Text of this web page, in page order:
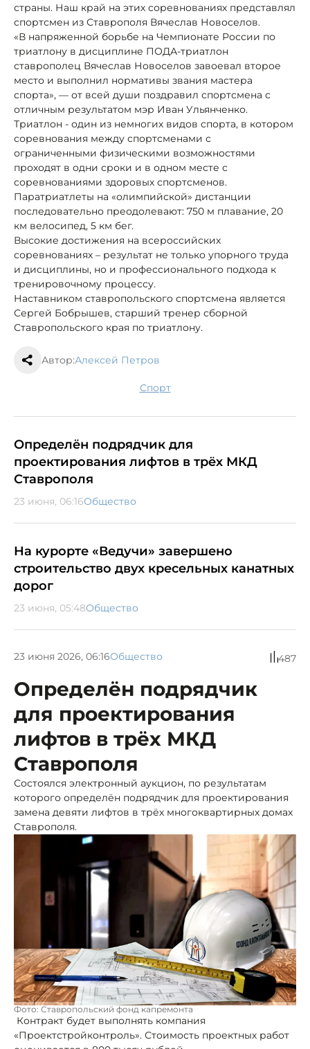
страны. Наш край на этих соревнованиях представлял
спортсмен из Ставрополя Вячеслав Новоселов.
«В напряженной борьбе на Чемпионате России по
триатлону в дисциплине ПОДА-триатлон
ставрополец Вячеслав Новоселов завоевал второе
место и выполнил нормативы звания мастера
спорта», — от всей души поздравил спортсмена с
отличным результатом мэр Иван Ульянченко.
Триатлон - один из немногих видов спорта, в котором
соревнования между спортсменами с
ограниченными физическими возможностями
проходят в одни сроки и в одном месте с
соревнованиями здоровых спортсменов.
Паратриатлеты на «олимпийской» дистанции
последовательно преодолевают: 750 м плавание, 20
км велосипед, 5 км бег.
Высокие достижения на всероссийских
соревнованиях – результат не только упорного труда
и дисциплины, но и профессионального подхода к
тренировочному процессу.
Наставником ставропольского спортсмена является
Сергей Бобрышев, старший тренер сборной
Ставропольского края по триатлону.
Автор:Алексей Петров
спорт
Определён подрядчик для
проектирования лифтов в трёх МКД
Ставрополя
23 июня, 06:16Общество
На курорте «Ведучи» завершено
строительство двух кресельных канатных
дорог
23 июня, 05:48Общество
23 июня 2026, 06:16Общество 487
Определён подрядчик
для проектирования
лифтов в трёх МКД
Ставрополя
Состоялся электронный аукцион, по результатам
которого определён подрядчик для проектирования
замена девяти лифтов в трёх многоквартирных домах
Ставрополя.
Фото: Ставропольский фонд капремонта
Контракт будет выполнять компания
«Проектстройконтроль». Стоимость проектных работ